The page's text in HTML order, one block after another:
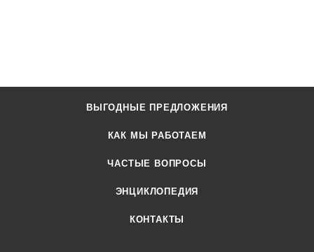
ВЫГОДНЫЕ ПРЕДЛОЖЕНИЯ
КАК МЫ РАБОТАЕМ
ЧАСТЫЕ ВОПРОСЫ
ЭНЦИКЛОПЕДИЯ
КОНТАКТЫ